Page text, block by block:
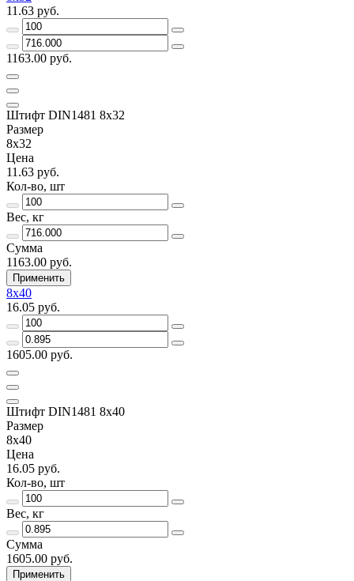
11.63 руб.
1163.00 руб.
Штифт DIN1481 8х32
Размер
8х32
Цена
11.63 руб.
Кол-во, шт
Вес, кг
Сумма
1163.00 руб.
Применить
8х40
16.05 руб.
1605.00 руб.
Штифт DIN1481 8х40
Размер
8х40
Цена
16.05 руб.
Кол-во, шт
Вес, кг
Сумма
1605.00 руб.
Применить